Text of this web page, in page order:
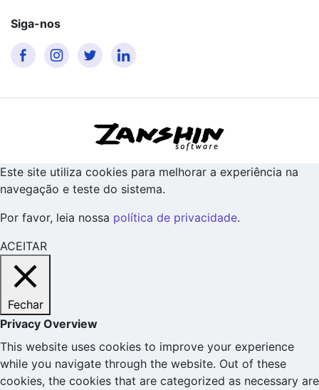
Siga-nos
Este site utiliza cookies para melhorar a experiência na
navegação e teste do sistema.
Por favor, leia nossa política de privacidade.
ACEITAR
Fechar
Privacy Overview
This website uses cookies to improve your experience
while you navigate through the website. Out of these
cookies, the cookies that are categorized as necessary are